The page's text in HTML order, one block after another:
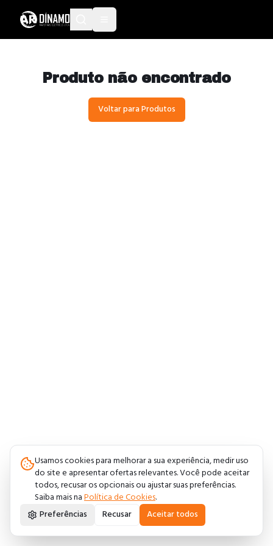
Produto não encontrado
Voltar para Produtos
Usamos cookies para melhorar a sua experiência, medir uso
do site e apresentar ofertas relevantes. Você pode aceitar
todos, recusar os opcionais ou ajustar suas preferências.
Saiba mais naPolítica de Cookies.
Preferências
Recusar Aceitar todos